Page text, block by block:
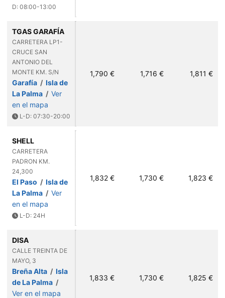
D: 08:00-13:00
TGAS GARAFÍA
CARRETERA LP1-
CRUCE SAN
ANTONIO DEL
MONTE KM. S/N
Garafía / Isla de
La Palma / Ver
en el mapa
L-D: 07:30-20:00
1,790 € 1,716 € 1,811 €
SHELL
CARRETERA
PADRON KM.
24,300
El Paso / Isla de
La Palma / Ver
en el mapa
L-D: 24H
1,832 € 1,730 € 1,823 €
DISA
CALLE TREINTA DE
MAYO, 3
Breña Alta / Isla
de La Palma /
Ver en el mapa
1,833 € 1,730 € 1,825 €